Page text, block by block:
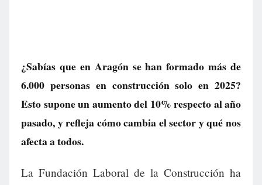
¿Sabías que en Aragón se han formado más de
6.000 personas en construcción solo en 2025?
Esto supone un aumento del 10% respecto al año
pasado, y refleja cómo cambia el sector y qué nos
afecta a todos.
La Fundación Laboral de la Construcción ha